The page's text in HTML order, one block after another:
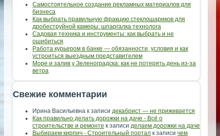
Самостоятельное создание рекламных материалов для
бизнеса
Как выбрать правильную фракцию стеклошариков для
дробеструйной камеры: шпаргалка технолога
Садовая техника и инструменты: как выбрать и не
ошибиться
Работа курьером в банке — обязанности, условия и как
устроиться выездным представителем
Море и залив у Зеленоградска: как не потерять день из-за
ветра
Свежие комментарии
Ирина Васильевна к записи декабрист — не приживается
Как правильно делать дорожки на даче - Всё о
строительстве и ремонте к записи делаем дорожки на даче
Выбираем кирпич - Строительный портал к записи чем